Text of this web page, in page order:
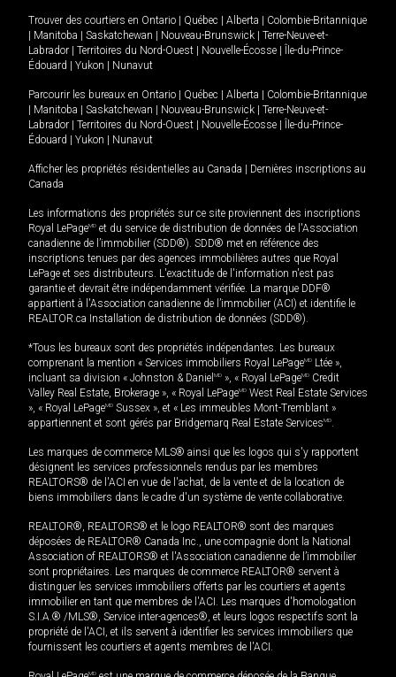
Trouver des courtiers en Ontario Québec Alberta
Colombie-Britannique
Manitoba Saskatchewan Nouveau-Brunswick
Terre-Neuve-et-
Labrador
Territoires du Nord-Ouest Nouvelle-Écosse
Île-du-Prince-
Édouard
Yukon Nunavut
Parcourir les bureaux en Ontario Québec Alberta
Colombie-Britannique
Manitoba Saskatchewan Nouveau-Brunswick
Terre-Neuve-et-
Labrador
Territoires du Nord-Ouest Nouvelle-Écosse
Île-du-Prince-
Édouard
Yukon Nunavut
Afficher les propriétés résidentielles au Canada
Dernières inscriptions au
Canada
Les informations des propriétés sur ce site proviennent des inscriptions
Royal LePageMD et du service de distribution de données de l'Association
canadienne de l’immobilier (SDD®). SDD® met en référence des
inscriptions tenues par des agences immobilières autres que Royal
LePage et ses distributeurs. L'exactitude de l'information n'est pas
garantie et devrait être indépendamment vérifiée. La marque DDF®
appartient à l'Association canadienne de l’immobilier (ACI) et identifie le
REALTOR.ca Installation de distribution de données (SDD®).
*Tous les bureaux sont des propriétés indépendantes. Les bureaux
comprenant la mention « Services immobiliers Royal LePageMD Ltée »,
incluant sa division « Johnston & Daniel MD », « Royal LePageMD Credit
Valley Real Estate, Brokerage », « Royal LePageMD West Real Estate Services
», « Royal LePageMD Sussex », et « Les immeubles Mont-Tremblant »
appartiennent et sont gérés par Bridgemarq Real Estate ServicesMD.
Les marques de commerce MLS® ainsi que les logos qui s'y rapportent
désignent les services professionnels rendus par les membres
REALTORS® de l'ACI en vue de l'achat, de la vente et de la location de
biens immobiliers dans le cadre d'un système de vente collaborative.
REALTOR®, REALTORS® et le logo REALTOR® sont des marques
déposées de REALTOR® Canada Inc., une compagnie dont la National
Association of REALTORS® et l'Association canadienne de l’immobilier
sont propriétaires. Les marques de commerce REALTOR® servent à
distinguer les services immobiliers offerts par les courtiers et agents
immobilier en tant que membres de l'ACI. Les marques d'homologation
S.I.A.® /MLS®, Service inter-agences®, et leurs logos respectifs sont la
propriété de l'ACI, et ils servent à identifier les services immobiliers que
fournissent les courtiers et agents membres de l'ACI.
MD